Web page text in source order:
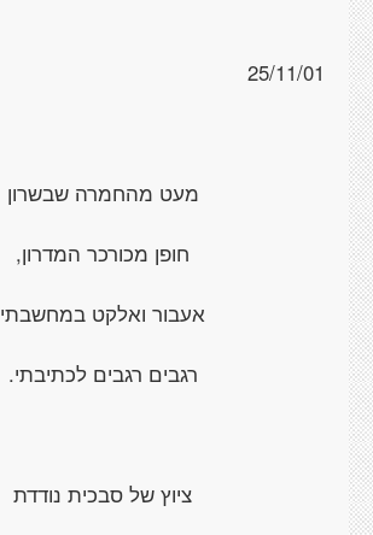
25/11/01
מעט מהחמרה שבשרון
חופן מכורכר המדרון,
אעבור ואלקט במחשבתי
רגבים רגבים לכתיבתי.
ציוץ של סבכית נודדת